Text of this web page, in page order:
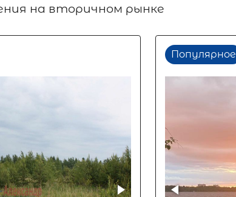
на вторичном рынке
Популярное